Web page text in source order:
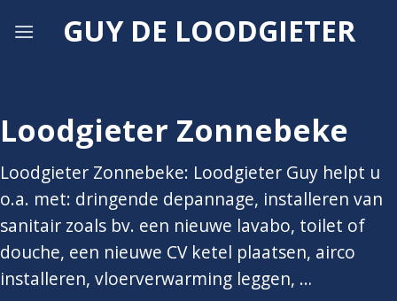
GUY DE LOODGIETER
Loodgieter Zonnebeke
Loodgieter Zonnebeke: Loodgieter Guy helpt u
o.a. met: dringende depannage, installeren van
sanitair zoals bv. een nieuwe lavabo, toilet of
douche, een nieuwe CV ketel plaatsen, airco
installeren, vloerverwarming leggen, …